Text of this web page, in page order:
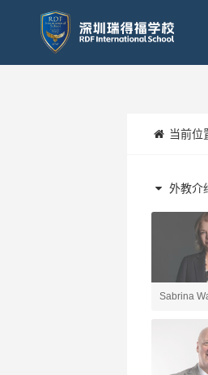
当前位
外教介
Sabrina
圳瑞得福